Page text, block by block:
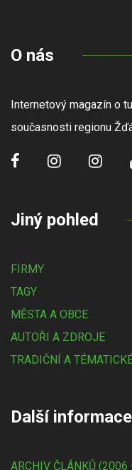
O nás
Internetový magazín o
současnosti regionu
Jiný pohled
FIRMY
TAGY
MĚSTA A OBCE
AUTOŘI A ZDROJE
TRADIČNÍ A
Další informace
ARCHIV ČLÁNKŮ (2006